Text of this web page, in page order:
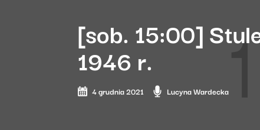
[sob. 15:00]
1946 r.
4 grudnia 2021 Lucyna Wardecka